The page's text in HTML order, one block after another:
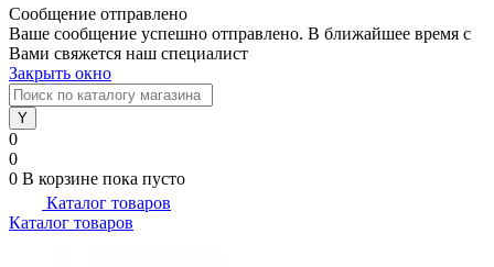
Сообщение отправлено
Ваше сообщение успешно отправлено. В ближайшее время с
Вами свяжется наш специалист
Закрыть окно
0
0
0 В корзине пока пусто
Каталог товаров
Каталог товаров